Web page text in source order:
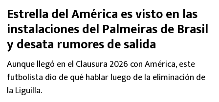
RAYADOS
PUMAS
ATLANTE
SELECCIÓN MEXICANA
Estrella del América es visto en las
instalaciones del Palmeiras de Brasil
y desata rumores de salida
Aunque llegó en el Clausura 2026 con América, este
futbolista dio de qué hablar luego de la eliminación de
la Liguilla.